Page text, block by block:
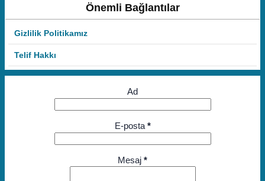
Önemli Bağlantılar
Gizlilik Politikamız
Telif Hakkı
Ad
E-posta *
Mesaj *